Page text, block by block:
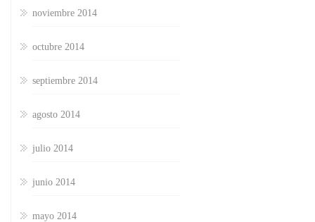
noviembre 2014
octubre 2014
septiembre 2014
agosto 2014
julio 2014
junio 2014
mayo 2014